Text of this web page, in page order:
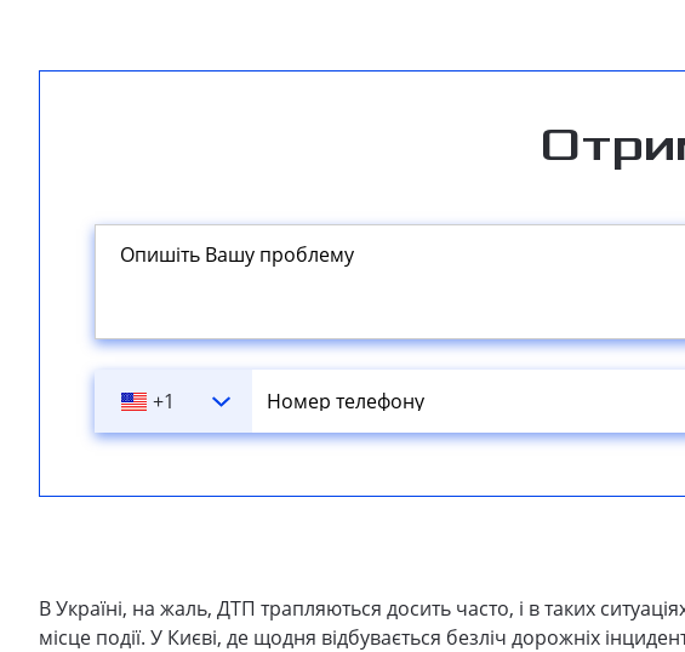
+1
В Україні, на жаль, ДТП трапляються досить часто, і в таких
місце події. У Києві, де щодня відбувається безліч дорожніх